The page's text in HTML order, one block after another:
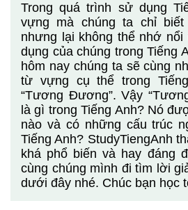
Trong quá trình sử dụng
vựng mà chúng ta chỉ
nhưng lại không thể nhớ
dụng của chúng trong Tiếng
hôm nay chúng ta sẽ cùng
từ vựng cụ thể trong
“Tương Đương”. Vậy
là gì trong Tiếng Anh? Nó
nào và có những cấu trúc
Tiếng Anh? StudyTiengAnh
khá phổ biến và hay đáng
cùng chúng mình đi tìm lời
dưới đây nhé. Chúc bạn học